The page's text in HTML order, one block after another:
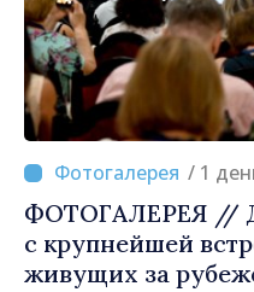
/ 1
ФОТОГАЛЕРЕЯ //
с крупнейшей
живущих за